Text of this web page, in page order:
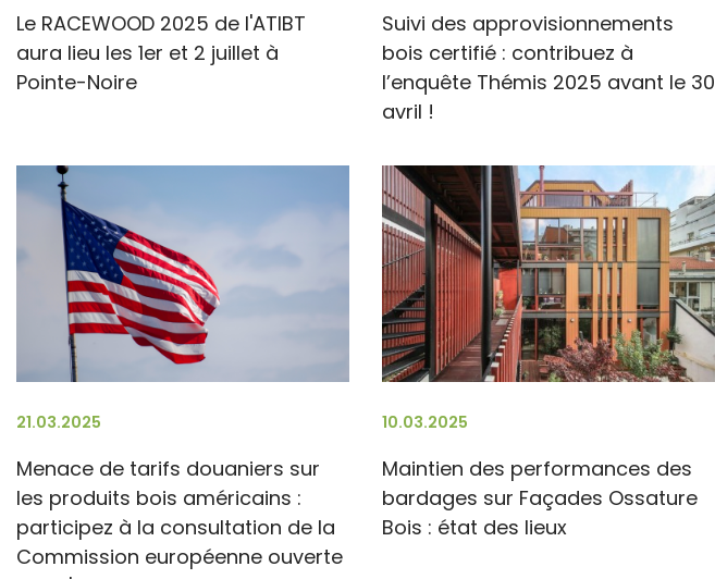
Le RACEWOOD 2025 de l'ATIBT
aura lieu les 1er et 2 juillet à
Pointe-Noire
Suivi des approvisionnements
bois certifié : contribuez à
l’enquête Thémis 2025 avant le 30
avril !
21.03.2025
Menace de tarifs douaniers sur
les produits bois américains :
participez à la consultation de la
Commission européenne ouverte
10.03.2025
Maintien des performances des
bardages sur Façades Ossature
Bois : état des lieux